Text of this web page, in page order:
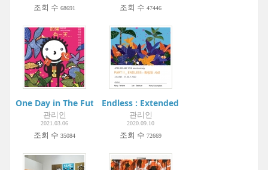
조회 수 68691 조회 수 47446
One Day in The Future... 如果有一天...| Metaphysical Art
관리인
2021.03.06
조회 수 35084
Endless : Extended sight | Atelier Aki
관리인
2020.09.10
조회 수 72669